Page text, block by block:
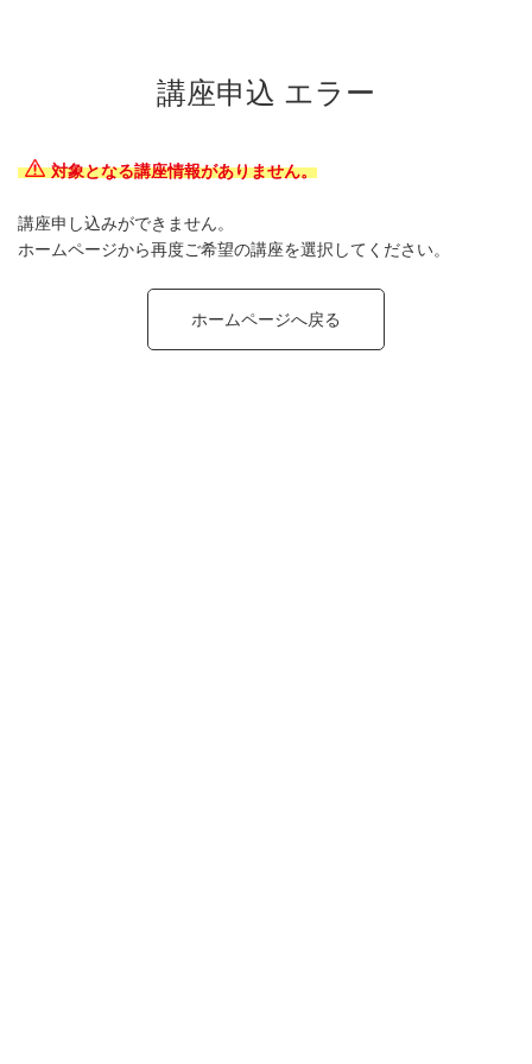
講座申込 エラー
対象となる講座情報がありません。
講座申し込みができません。
ホームページから再度ご希望の講座を選択してください。
ホームページへ戻る